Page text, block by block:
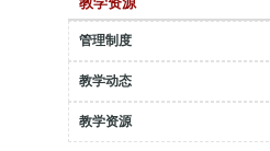
管理制度
教学动态
教学资源